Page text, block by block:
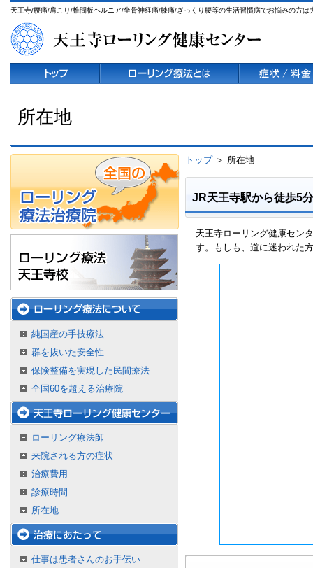
天王寺/腰痛/肩こり/椎間板ヘルニア/坐骨神経痛/膝痛/ぎっくり腰等の生活習慣病でお悩みの方
所在地
トップ＞ 所在地
JR天王寺駅から徒歩5
天王寺ローリング健康セン
す。もしも、道に迷われた
純国産の手技療法
群を抜いた安全性
保険整備を実現した民間療法
全国60を超える治療院
ローリング療法師
来院される方の症状
治療費用
診療時間
所在地
仕事は患者さんのお手伝い